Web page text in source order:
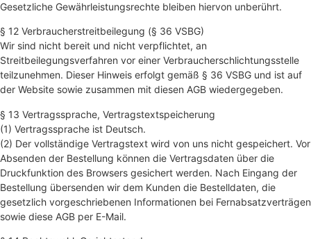
Gesetzliche Gewährleistungsrechte bleiben hiervon unberührt.
§ 12 Verbraucherstreitbeilegung (§ 36 VSBG)
Wir sind nicht bereit und nicht verpflichtet, an
Streitbeilegungsverfahren vor einer Verbraucherschlichtungsstelle
teilzunehmen. Dieser Hinweis erfolgt gemäß § 36 VSBG und ist auf
der Website sowie zusammen mit diesen AGB wiedergegeben.
§ 13 Vertragssprache, Vertragstextspeicherung
(1) Vertragssprache ist Deutsch.
(2) Der vollständige Vertragstext wird von uns nicht gespeichert. Vor
Absenden der Bestellung können die Vertragsdaten über die
Druckfunktion des Browsers gesichert werden. Nach Eingang der
Bestellung übersenden wir dem Kunden die Bestelldaten, die
gesetzlich vorgeschriebenen Informationen bei Fernabsatzverträgen
sowie diese AGB per E-Mail.